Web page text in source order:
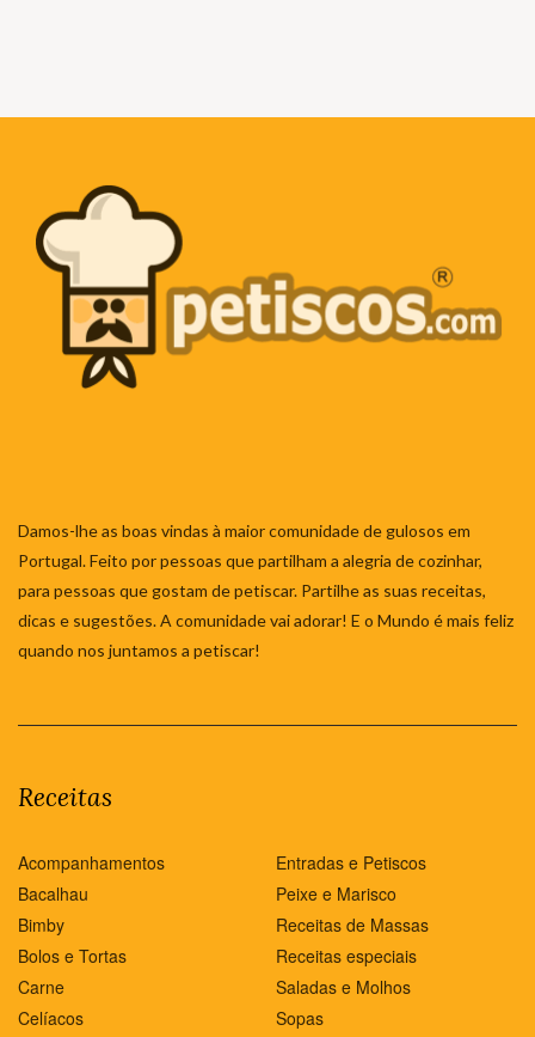
Damos-lhe as boas vindas à maior comunidade de gulosos em
Portugal. Feito por pessoas que partilham a alegria de cozinhar,
para pessoas que gostam de petiscar. Partilhe as suas receitas,
dicas e sugestões. A comunidade vai adorar! E o Mundo é mais feliz
quando nos juntamos a petiscar!
Receitas
Acompanhamentos
Bacalhau
Bimby
Bolos e Tortas
Carne
Celíacos
Entradas e Petiscos
Peixe e Marisco
Receitas de Massas
Receitas especiais
Saladas e Molhos
Sopas